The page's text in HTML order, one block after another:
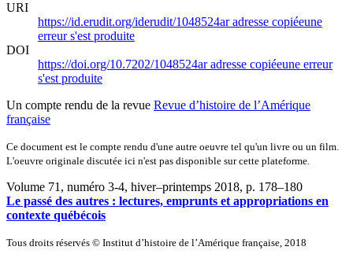
URI
https://id.erudit.org/iderudit/1048524aradresse copiéeune
erreur s'est produite
DOI
https://doi.org/10.7202/1048524aradresse copiéeune erreur
s'est produite
Un compte rendu de la revue Revue d’histoire de l’Amérique
française
Ce document est le compte rendu d'une autre oeuvre tel qu'un livre ou un film.
L'oeuvre originale discutée ici n'est pas disponible sur cette plateforme.
Volume 71, numéro 3-4, hiver–printemps 2018, p. 178–180
Le passé des autres : lectures, emprunts et appropriations en
contexte québécois
Tous droits réservés © Institut d’histoire de l’Amérique française, 2018